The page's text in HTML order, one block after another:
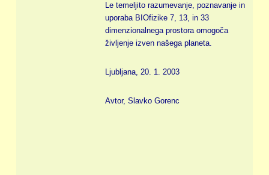
Le temeljito razumevanje, poznavanje in
uporaba BIOfizike 7, 13, in 33
dimenzionalnega prostora omogoča
življenje izven našega planeta.
Ljubljana, 20. 1. 2003
Avtor, Slavko Gorenc